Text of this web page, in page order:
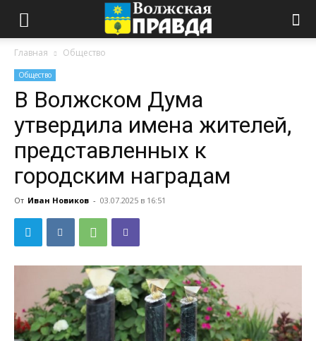
Главная Общество
Общество
В Волжском Дума
утвердила имена жителей,
представленных к
городским наградам
От Иван Новиков - 03.07.2025 в 16:51